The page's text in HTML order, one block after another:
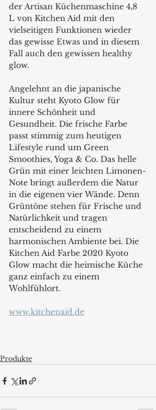
der Artisan Küchenmaschine 4,8
L von Kitchen Aid mit den
vielseitigen Funktionen wieder
das gewisse Etwas und in diesem
Fall auch den gewissen healthy
glow.
Angelehnt an die japanische
Kultur steht Kyoto Glow für
innere Schönheit und
Gesundheit. Die frische Farbe
passt stimmig zum heutigen
Lifestyle rund um Green
Smoothies, Yoga & Co. Das helle
Grün mit einer leichten Limonen-
Note bringt außerdem die Natur
in die eigenen vier Wände. Denn
Grüntöne stehen für Frische und
Natürlichkeit und tragen
entscheidend zu einem
harmonischen Ambiente bei. Die
Kitchen Aid Farbe 2020 Kyoto
Glow macht die heimische Küche
ganz einfach zu einem
Wohlfühlort.
www.kitchenaid.de
Produkte